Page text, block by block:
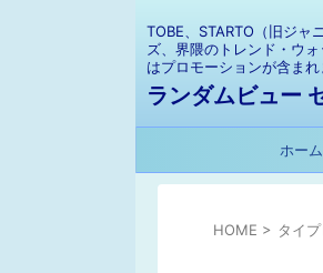
TOBE、STARTO（旧ジャ
ズ、界隈のトレンド・ウ
はプロモーションが含ま
ランダムビュー
ホーム
HOME > タイ